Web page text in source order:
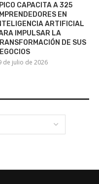
CAPACITA A 325
EN
ARTIFICIAL
IMPULSAR LA
DE SUS
de julio de 2026